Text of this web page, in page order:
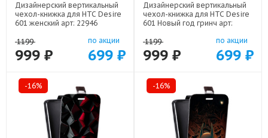
Дизайнерский вертикальный
чехол-книжка для HTC Desire
601 женский арт: 22946
1199
999 ₽
по акции
699 ₽
Дизайнерский вертикальный
чехол-книжка для HTC Desire
601 Новый год гринч арт:
1199
999 ₽
по акции
699 ₽
-16% -16%